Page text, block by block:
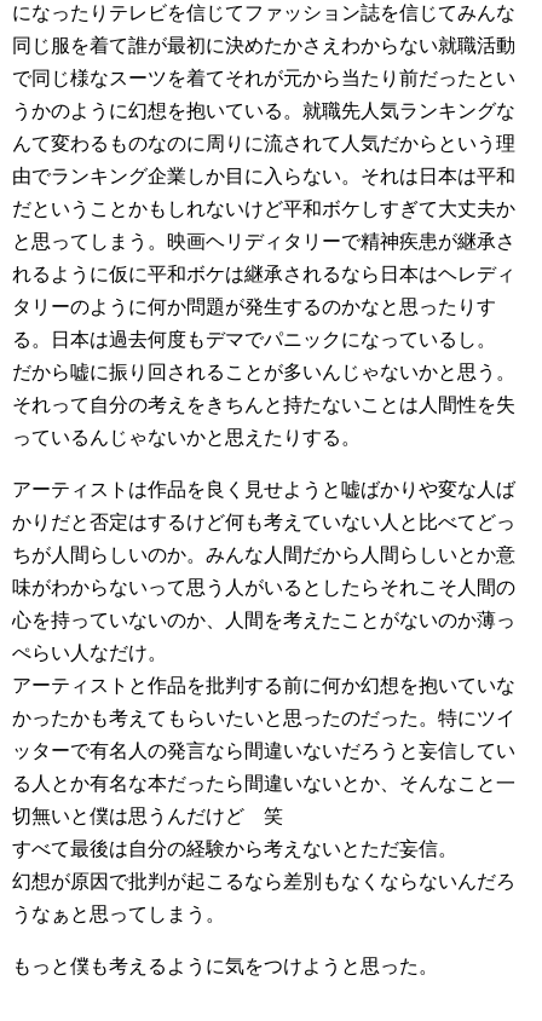
になったりテレビを信じてファッション誌を信じてみんな
同じ服を着て誰が最初に決めたかさえわからない就職活動
で同じ様なスーツを着てそれが元から当たり前だったとい
うかのように幻想を抱いている。就職先人気ランキングな
んて変わるものなのに周りに流されて人気だからという理
由でランキング企業しか目に入らない。それは日本は平和
だということかもしれないけど平和ボケしすぎて大丈夫か
と思ってしまう。映画ヘリディタリーで精神疾患が継承さ
れるように仮に平和ボケは継承されるなら日本はヘレディ
タリーのように何か問題が発生するのかなと思ったりす
る。日本は過去何度もデマでパニックになっているし。
だから嘘に振り回されることが多いんじゃないかと思う。
それって自分の考えをきちんと持たないことは人間性を失
っているんじゃないかと思えたりする。
アーティストは作品を良く見せようと嘘ばかりや変な人ば
かりだと否定はするけど何も考えていない人と比べてどっ
ちが人間らしいのか。みんな人間だから人間らしいとか意
味がわからないって思う人がいるとしたらそれこそ人間の
心を持っていないのか、人間を考えたことがないのか薄っ
ぺらい人なだけ。
アーティストと作品を批判する前に何か幻想を抱いていな
かったかも考えてもらいたいと思ったのだった。特にツイ
ッターで有名人の発言なら間違いないだろうと妄信してい
る人とか有名な本だったら間違いないとか、そんなこと一
切無いと僕は思うんだけど 笑
すべて最後は自分の経験から考えないとただ妄信。
幻想が原因で批判が起こるなら差別もなくならないんだろ
うなぁと思ってしまう。
もっと僕も考えるように気をつけようと思った。